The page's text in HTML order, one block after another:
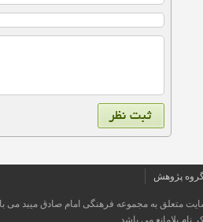
پژوهش
متعلق به مجموعه فرهنگی امام صادق میبد می
بلامانع می باشد.